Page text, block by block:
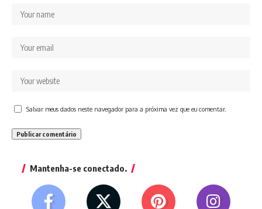
Salvar meus dados neste navegador para a próxima vez que eu comentar.
Mantenha-se conectado.